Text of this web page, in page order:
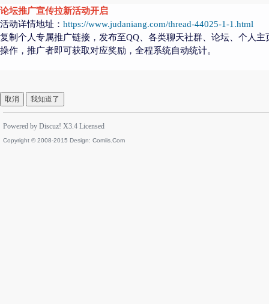
论坛推广宣传拉新活动开启
活动详情地址： https://www.judaniang.com/thread-44025-1-1.html
复制个人专属推广链接，发布至QQ、各类聊天社群、论坛、个人
操作，推广者即可获取对应奖励，全程系统自动统计。
取消 我知道了
Powered by Discuz! X3.4 Licensed
Copyright © 2008-2015 Design: Comiis.Com